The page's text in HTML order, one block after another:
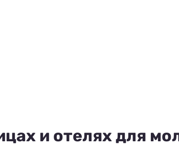
и отелях для